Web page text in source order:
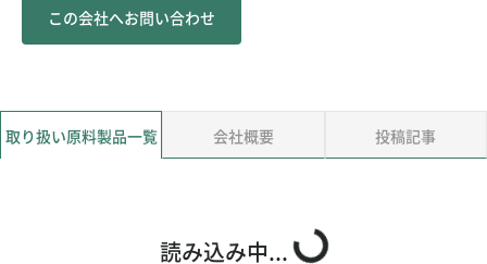
ホーム
効果・効能で探す 会社名で探す
ご利用ガイド
この会社へお問い合わせ
取り扱い原料製品一覧 会社概要 投稿記事
読み込み中...